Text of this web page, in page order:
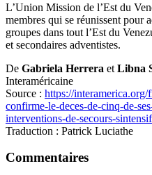
L’Union Mission de l’Est du
membres qui se réunissent pour
groupes dans tout l’Est du
et secondaires adventistes.
De Gabriela Herrera et Libna
Interaméricaine
Source : https://
confirme-le-deces-de-cinq-de-
interventions-de-secours-
Traduction : Patrick Luciathe
Commentaires